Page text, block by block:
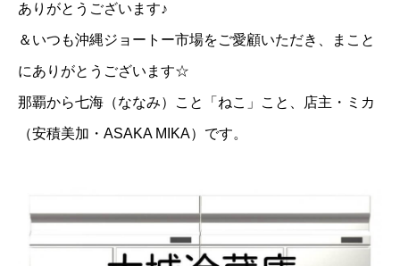
ありがとうございます♪
＆いつも沖縄ジョートー市場をご愛顧いただき、まこと
にありがとうございます☆
那覇から七海（ななみ）こと「ねこ」こと、店主・ミカ
（安積美加・ASAKA MIKA）です。